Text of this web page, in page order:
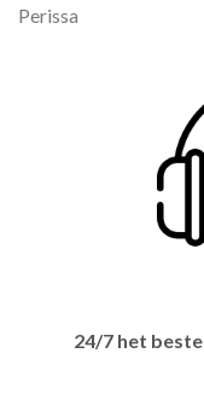
Perissa
24/7 het